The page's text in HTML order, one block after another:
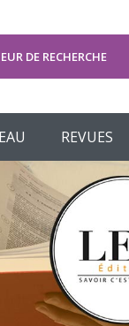
DE RECHERCHE
REVUES